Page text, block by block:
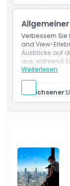
Ort
Wie man
So lösen Sie ein
Verbessern
and View-
Ausblicke auf
aus, während
genießen.
Weiterlesen
Erwachsener: